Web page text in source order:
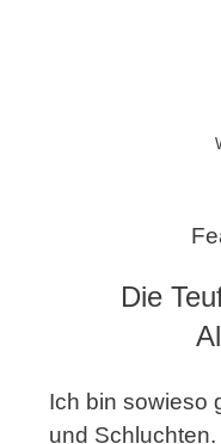
Die
Ich bin sowieso
und